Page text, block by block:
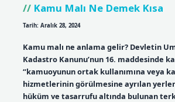
Kamu Malı Ne Demek Kısa
Tarih: Aralık 28, 2024
Kamu malı ne anlama gelir? Devletin
Kadastro Kanunu’nun 16. maddesinde
“kamuoyunun ortak kullanımına veya
hizmetlerinin görülmesine ayrılan
hüküm ve tasarrufu altında bulunan